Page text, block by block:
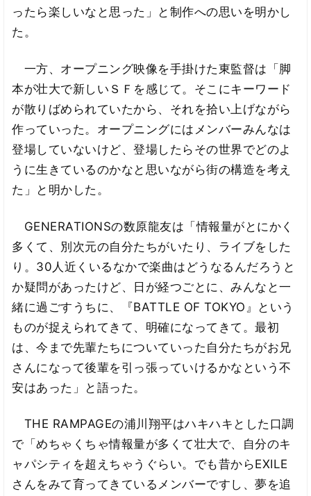
ったら楽しいなと思った」と制作への思いを明かし
た。
一方、オープニング映像を手掛けた東監督は「脚
本が壮大で新しいＳＦを感じて。そこにキーワード
が散りばめられていたから、それを拾い上げながら
作っていった。オープニングにはメンバーみんなは
登場していないけど、登場したらその世界でどのよ
うに生きているのかなと思いながら街の構造を考え
た」と明かした。
GENERATIONSの数原龍友は「情報量がとにかく
多くて、別次元の自分たちがいたり、ライブをした
り。30人近くいるなかで楽曲はどうなるんだろうと
か疑問があったけど、日が経つごとに、みんなと一
緒に過ごすうちに、『BATTLE OF TOKYO』という
ものが捉えられてきて、明確になってきて。最初
は、今まで先輩たちについていった自分たちがお兄
さんになって後輩を引っ張っていけるかなという不
安はあった」と語った。
THE RAMPAGEの浦川翔平はハキハキとした口調
で「めちゃくちゃ情報量が多くて壮大で、自分のキ
ャパシティを超えちゃうぐらい。でも昔からEXILE
さんをみて育ってきているメンバーですし、夢を追